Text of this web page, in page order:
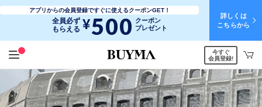
アプリからの会員登録ですぐに使えるクーポンGET！
全員必ず
もらえる ¥500 クーポン
プレゼント
詳しくは
こちらから
今すぐ
会員登録!